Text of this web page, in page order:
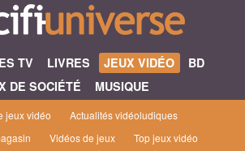
TV LIVRES JEUX VIDÉO
BD
DE SOCIÉTÉ
MUSIQUE
jeux vidéo
Actualités vidéoludiques
Vidéos de jeux
Top jeux vidéo